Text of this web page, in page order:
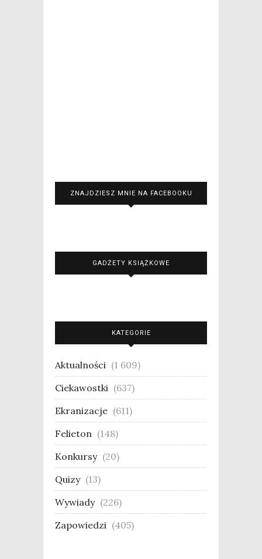
ZNAJDZIESZ MNIE NA FACEBOOKU
GADŻETY KSIĄŻKOWE
KATEGORIE
Aktualności (1 609)
Ciekawostki (637)
Ekranizacje (611)
Felieton (148)
Konkursy (20)
Quizy (13)
Wywiady (226)
Zapowiedzi (405)